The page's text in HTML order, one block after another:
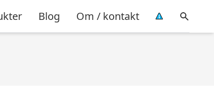
Blog Om / kontakt